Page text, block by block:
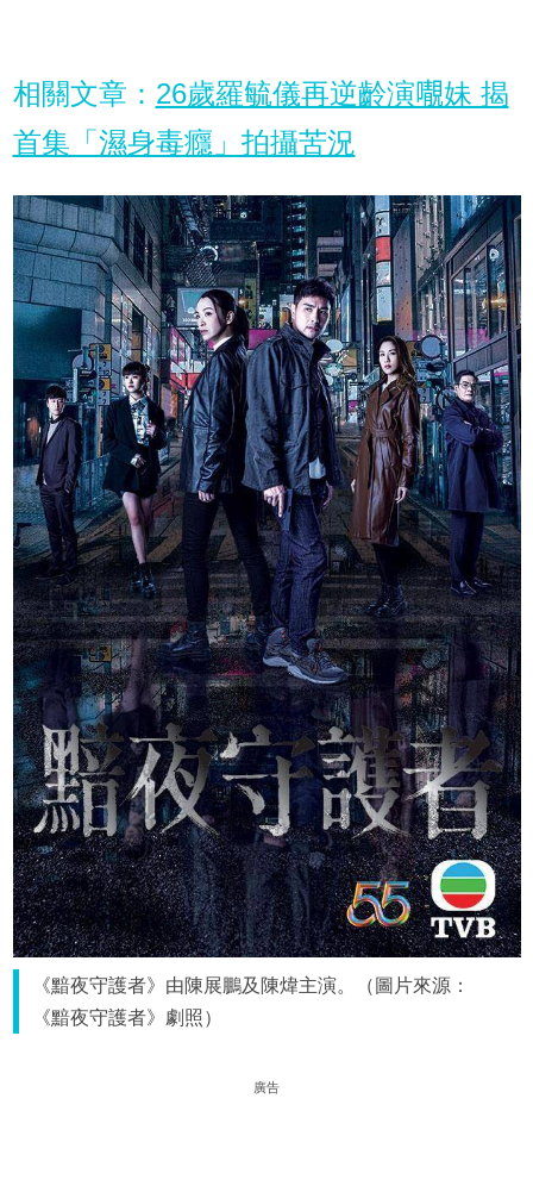
相關文章： 26歲羅毓儀再逆齡演𡃁妹 揭
首集「濕身毒癮」拍攝苦況
《黯夜守護者》由陳展鵬及陳煒主演。（圖片來源：
《黯夜守護者》劇照）
廣告